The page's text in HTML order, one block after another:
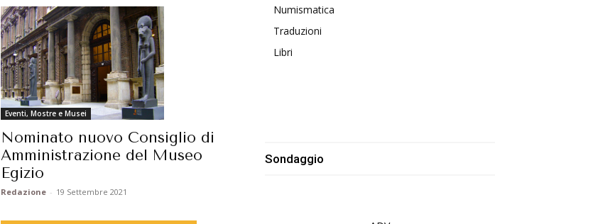
Eventi, Mostre e Musei
Nominato nuovo Consiglio di
Amministrazione del Museo
Egizio
Redazione - 19 Settembre 2021
Numismatica
Traduzioni
Libri
Sondaggio